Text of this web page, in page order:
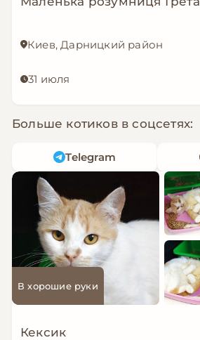
Киев, Дарницкий район
31 июля
Больше котиков в соцсетях:
Telegram
В хорошие руки
Кексик